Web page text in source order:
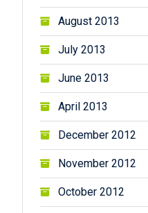
August 2013
July 2013
June 2013
April 2013
December 2012
November 2012
October 2012